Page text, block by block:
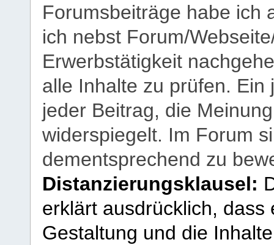
Forumsbeiträge habe ich
ich nebst Forum/
Erwerbstätigkeit
alle Inhalte zu prüfen.
jeder Beitrag, die
widerspiegelt. Im Forum
dementsprechend zu
Distanzierungsklausel:
erklärt ausdrücklich,
Gestaltung und die